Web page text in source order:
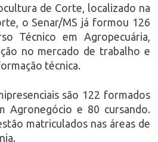
de Corte, localizado na
o Senar/MS já formou 126
Técnico em Agropecuária,
no mercado de trabalho e
técnica.
são 122 formados
Agronegócio e 80 cursando.
matriculados nas áreas de